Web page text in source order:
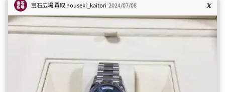
宝石広場 買取houseki_kaitori 2024/07/08